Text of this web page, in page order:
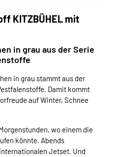
KITZBÜHEL mit
in grau aus der Serie
in grau stammt aus der
Damit kommt
auf Winter, Schnee
wo einem die
könnte. Abends
Jetset. Und